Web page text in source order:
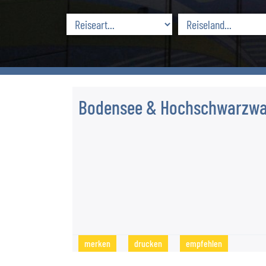
Bodensee &
merken drucken empfehlen